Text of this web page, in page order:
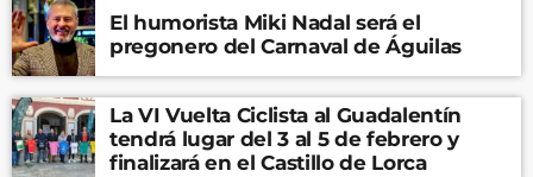
El humorista Miki Nadal será el
pregonero del Carnaval de Águilas
La VI Vuelta Ciclista al Guadalentín
tendrá lugar del 3 al 5 de febrero y
finalizará en el Castillo de Lorca